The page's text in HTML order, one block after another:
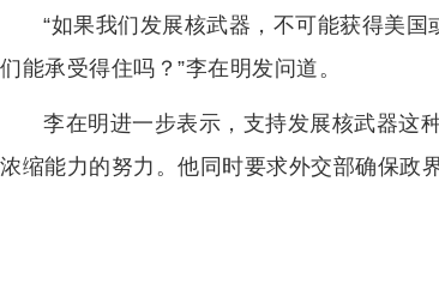
“如果我们发展核武器，不可能获得美
们能承受得住吗？”李在明发问道。
李在明进一步表示，支持发展核武器这
浓缩能力的努力。他同时要求外交部确保政